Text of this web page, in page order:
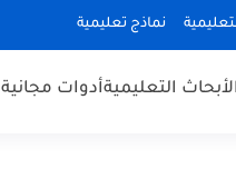
نماذج تعليمية
التعليميةأدوات مجانية